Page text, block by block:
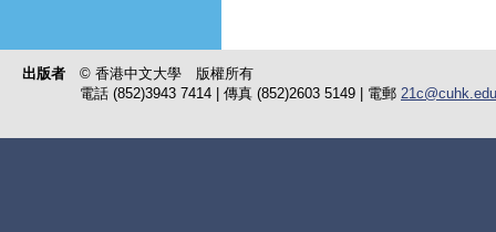
出版者 © 香港中文大學 版權所有
電話 (852)3943 7414 | 傳真 (852)2603 5149 | 電郵